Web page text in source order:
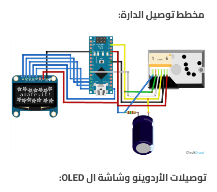
مخطط توصيل الدارة:
توصيلات الأردوينو وشاشة الOLED: